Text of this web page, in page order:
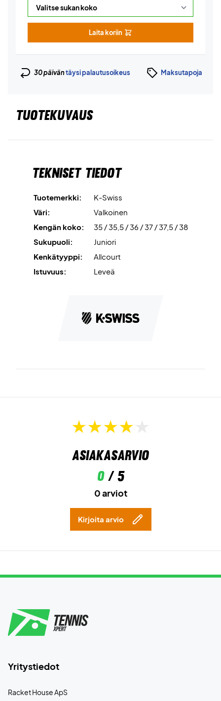
Laita koriin
30 päiväntäysi palautusoikeus Maksutapoja
TUOTEKUVAUS
Tekniset tiedot
Tuotemerkki:
K-Swiss
Väri:
Valkoinen
Kengän koko:
35 / 35,5 / 36 / 37 / 37,5 / 38
Sukupuoli:
Juniori
Kenkätyyppi:
Allcourt
Istuvuus:
Leveä
Asiakasarvio
0/ 5
0 arviot
Kirjoita arvio
Yritystiedot
Racket House ApS